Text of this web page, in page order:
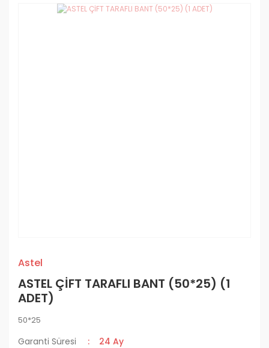
Astel
ASTEL ÇİFT TARAFLI BANT (50*25) (1
ADET)
50*25
Garanti Süresi 24 Ay